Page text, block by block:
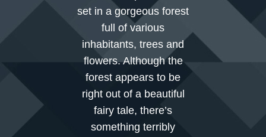
set in a gorgeous forest
full of various
inhabitants, trees and
flowers. Although the
forest appears to be
right out of a beautiful
fairy tale, there’s
something terribly